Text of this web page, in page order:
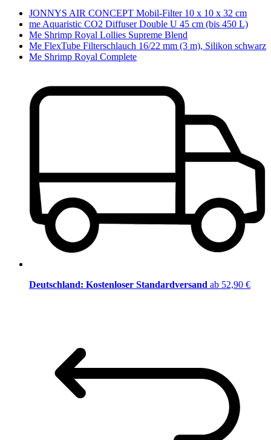
JONNYS AIR CONCEPT Mobil-Filter 10 x 10 x 32 cm
me Aquaristic CO2 Diffuser Double U 45 cm (bis 450 L)
Me Shrimp Royal Lollies Supreme Blend
Me FlexTube Filterschlauch 16/22 mm (3 m), Silikon schwarz
Me Shrimp Royal Complete
Deutschland: Kostenloser Standardversand ab 52,90 €